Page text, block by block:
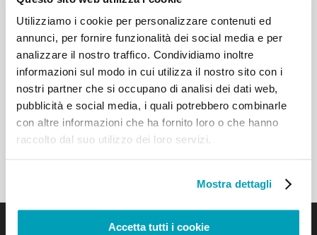
Utilizziamo i cookie per personalizzare contenuti ed
annunci, per fornire funzionalità dei social media e per
analizzare il nostro traffico. Condividiamo inoltre
informazioni sul modo in cui utilizza il nostro sito con i
nostri partner che si occupano di analisi dei dati web,
pubblicità e social media, i quali potrebbero combinarle
con altre informazioni che ha fornito loro o che hanno
raccolto dal suo utilizzo dei loro servizi.
Mostra dettagli
Accetta tutti i cookie